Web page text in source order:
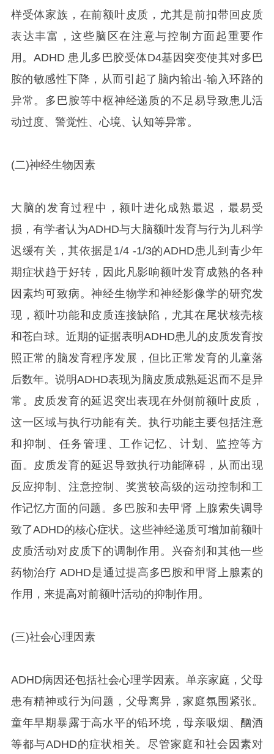
样受体家族，在前额叶皮质，尤其是前扣带回皮质
表达丰富，这些脑区在注意与控制方面起重要作
用。ADHD 患儿多巴胶受体D4基因突变使其对多巴
胺的敏感性下降，从而引起了脑内输出-输入环路的
异常。多巴胺等中枢神经递质的不足易导致患儿活
动过度、警觉性、心境、认知等异常。
(二)神经生物因素
大脑的发育过程中，额叶进化成熟最迟，最易受
损，有学者认为ADHD与大脑额叶发育与行为儿科学
迟缓有关，其依据是1/4 -1/3的ADHD患儿到青少年
期症状趋于好转，因此凡影响额叶发育成熟的各种
因素均可致病。神经生物学和神经影像学的研究发
现，额叶功能和皮质连接缺陷，尤其在尾状核壳核
和苍白球。近期的证据表明ADHD患儿的皮质发育按
照正常的脑发育程序发展，但比正常发育的儿童落
后数年。说明ADHD表现为脑皮质成熟延迟而不是异
常。皮质发育的延迟突出表现在外侧前额叶皮质，
这一区域与执行功能有关。执行功能主要包括注意
和抑制、任务管理、工作记忆、计划、监控等方
面。皮质发育的延迟导致执行功能障碍，从而出现
反应抑制、注意控制、奖赏较高级的运动控制和工
作记忆方面的问题。多巴胺和去甲肾 上腺索失调导
致了ADHD的核心症状。这些神经递质可增加前额叶
皮质活动对皮质下的调制作用。兴奋剂和其他一些
药物治疗 ADHD是通过提高多巴胺和甲肾上腺素的
作用，来提高对前额叶活动的抑制作用。
(三)社会心理因素
ADHD病因还包括社会心理学因素。单亲家庭，父母
患有精神或行为问题，父母离异，家庭氛围紧张。
童年早期暴露于高水平的铅环境，母亲吸烟、酗酒
等都与ADHD的症状相关。尽管家庭和社会因素对